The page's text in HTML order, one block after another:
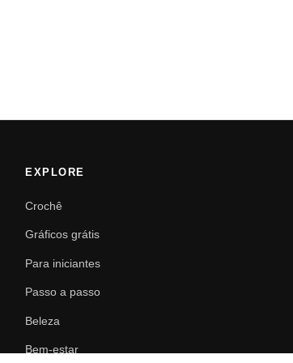
EXPLORE
Crochê
Gráficos grátis
Para iniciantes
Passo a passo
Beleza
Bem-estar